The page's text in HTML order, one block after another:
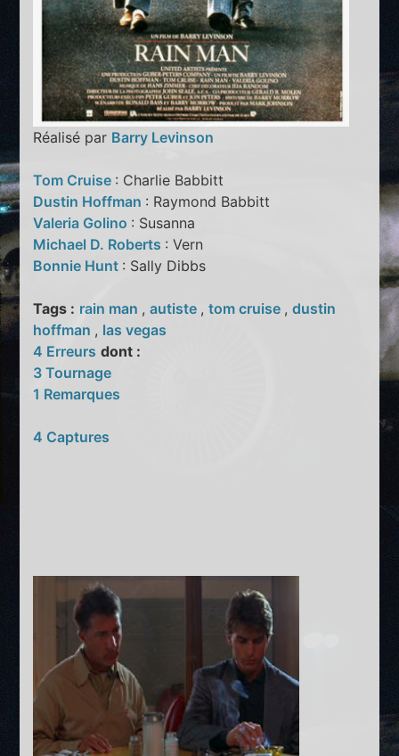
Réalisé par Barry Levinson
Tom Cruise : Charlie Babbitt
Dustin Hoffman : Raymond Babbitt
Valeria Golino : Susanna
Michael D. Roberts : Vern
Bonnie Hunt : Sally Dibbs
Tags : rain man ,autiste ,tom cruise ,dustin
hoffman , las vegas
4 Erreurs dont :
3 Tournage
1 Remarques
4 Captures